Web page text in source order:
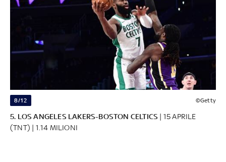
8/12 ©Getty
5. LOS ANGELES LAKERS-BOSTON CELTICS
| 15 APRILE
(TNT) | 1.14 MILIONI